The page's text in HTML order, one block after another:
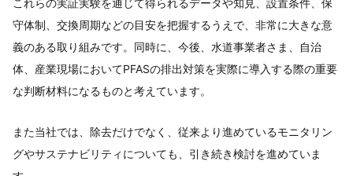
守体制、交換周期などの目安を把握するうえで、非常に大きな意
義のある取り組みです。同時に、今後、水道事業者さま、自治
体、産業現場においてPFASの排出対策を実際に導入する際の重要
な判断材料になるものと考えています。
また当社では、除去だけでなく、従来より進めているモニタリン
グやサステナビリティについても、引き続き検討を進めていま